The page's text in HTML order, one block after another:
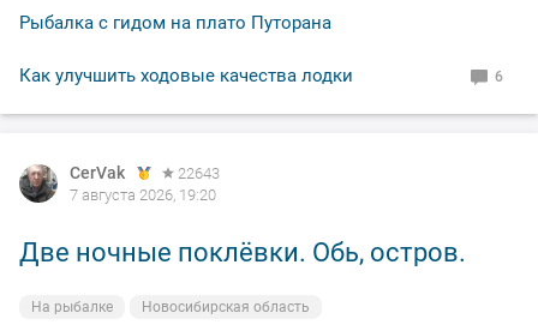
Рыбалка с гидом на плато Путорана
Как улучшить ходовые качества лодки 6
CerVak
22643
7 августа 2026, 19:20
Две ночные поклёвки. Обь, остров.
На рыбалке Новосибирская область